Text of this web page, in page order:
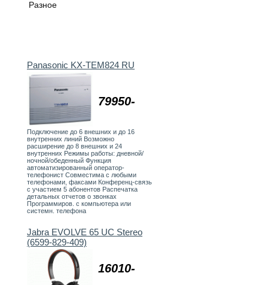
Разное
79950-
Panasonic KX-TEM824 RU
Подключение до 6 внешних и до 16
внутренних линий Возможно
расширение до 8 внешних и 24
внутренних Режимы работы: дневной/
ночной/обеденный Функция
автоматизированный оператор-
телефонист Совместима с любыми
телефонами, факсами Конференц-связь
с участием 5 абонентов Распечатка
детальных отчетов о звонках
Программиров. с компьютера или
системн. телефона
16010-
Jabra EVOLVE 65 UC Stereo
(6599-829-409)